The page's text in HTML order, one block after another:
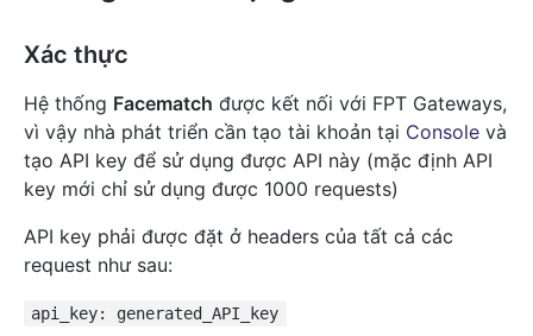
Xác thực
Hệ thống Facematch được kết nối với FPT Gateways,
vì vậy nhà phát triển cần tạo tài khoản tại Console và
tạo API key để sử dụng được API này (mặc định API
key mới chỉ sử dụng được 1000 requests)
API key phải được đặt ở headers của tất cả các
request như sau:
api_key: generated_API_key